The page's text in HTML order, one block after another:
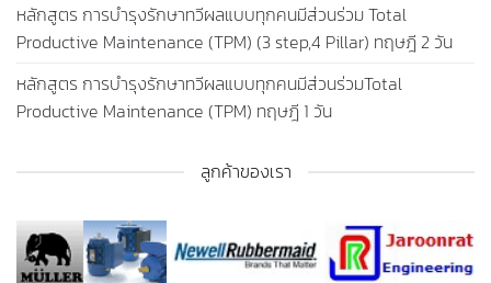
หลักสูตร การบำรุงรักษาทวีผลแบบทุกคนมีส่วนร่วม Total
Productive Maintenance (TPM) (3 step,4 Pillar) ทฤษฎี 2 วัน
หลักสูตร การบำรุงรักษาทวีผลแบบทุกคนมีส่วนร่วมTotal
Productive Maintenance (TPM) ทฤษฎี 1 วัน
ลูกค้าของเรา